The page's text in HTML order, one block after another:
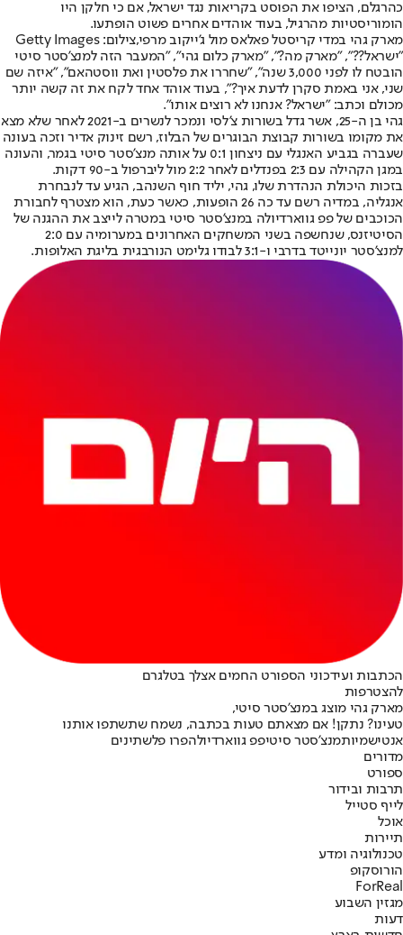
כהרגלם, הציפו את הפוסט בקריאות נגד ישראל, אם כי חלקן היו
הומוריסטיות מהרגיל, בעוד אוהדים אחרים פשוט הופתעו.
מארק גהי במדי קריסטל פאלאס מול ג'ייקוב מרפי,צילום: Getty Images
"ישראל??", "מארק מה?", "מארק כלום גהי", "המעבר הזה למנצ'סטר סיטי
הובטח לו לפני 3,000 שנה", "שחררו את פלסטין ואת ווסטהאם", "איזה שם
שני, אני באמת סקרן לדעת איך?", בעוד אוהד אחד לקח את זה קשה יותר
מכולם וכתב: "ישראל? אנחנו לא רוצים אותו".
גהי בן ה-25, אשר גדל בשורות צ'לסי ונמכר לנשרים ב-2021 לאחר שלא מצא
את מקומו בשורות קבוצת הבוגרים של הבלוז, רשם זינוק אדיר וזכה בעונה
שעברה בגביע האנגלי עם ניצחון 0:1 על אותה מנצ'סטר סיטי בגמר, והעונה
במגן הקהילה עם 2:3 בפנדלים לאחר 2:2 מול ליברפול ב-90 דקות.
בזכות היכולת הנהדרת שלו, גהי, יליד חוף השנהב, הגיע עד לנבחרת
אנגליה
, במדיה רשם עד כה 26 הופעות, כאשר כעת, הוא מצטרף לחבורת
הכוכבים של פפ גווארדיולה במנצ'סטר סיטי במטרה לייצב את ההגנה של
הסיטיזנס, שנחשפה בשני המשחקים האחרונים במערומיה עם 2:0
למנצ'סטר יונייטד בדרבי ו-3:1 לבודו גלימט הנורבגית בליגת האלופות.
הכתבות ועידכוני הספורט החמים אצלך בטלגרם
להצטרפות
מארק גהי מוצג במנצ'סטר סיטי,
טעינו? נתקן! אם מצאתם טעות בכתבה, נשמח שתשתפו אותנו
אנטישמיותמנצ'סטר סיטיפפ גווארדיולהפרו פלשתינים
מדורים
ספורט
תרבות ובידור
לייף סטייל
אוכל
תיירות
טכנולוגיה ומדע
הורוסקופ
ForReal
מגזין השבוע
דעות